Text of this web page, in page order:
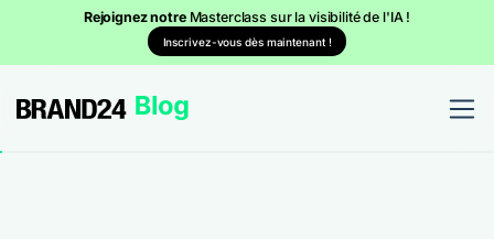
Rejoignez notre Masterclass sur la visibilité de l'IA !
Inscrivez-vous dès maintenant !